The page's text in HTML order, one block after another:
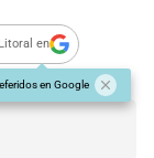
en
en Google